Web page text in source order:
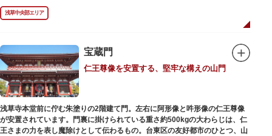
打合せなどでご利用いただける「貸しスペース」がございます。
浅草中央部エリア
宝蔵門
仁王尊像を安置する、堅牢な構えの山門
浅草寺本堂前に佇む朱塗りの2階建て門。左右に阿形像と吽形像の仁王尊像
が安置されています。門裏に掛けられている重さ約500kgの大わらじは、仁
王さまの力を表し魔除けとして伝わるもの。台東区の友好都市のひとつ、山